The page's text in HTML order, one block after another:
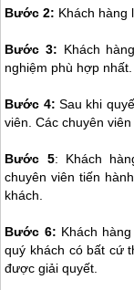
Bước 2: Khách hàng
Bước 3: Khách
nghiệm phù hợp nhất.
Bước 4: Sau khi
viên. Các chuyên
Bước 5: Khách
chuyên viên tiến
khách.
Bước 6: Khách
quý khách có bất cứ
được giải quyết.